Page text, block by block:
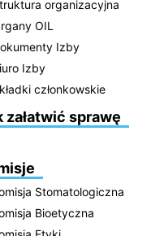
organizacyjna
OIL
Izby
Izby
członkowskie
załatwić sprawę
Stomatologiczna
Bioetyczna